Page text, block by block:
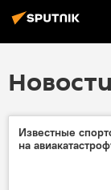
Известные
на